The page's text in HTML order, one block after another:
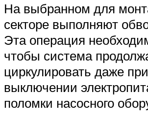
На выбранном для
секторе выполняют
Эта операция
чтобы система
циркулировать даже при
выключении
поломки насосного